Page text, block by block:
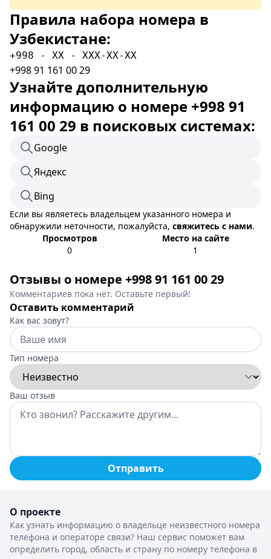
Правила набора номера в
Узбекистане:
+998 - XX - XXX-XX-XX
+998 91 161 00 29
Узнайте дополнительную
информацию о номере +998 91
161 00 29 в поисковых системах:
Google
Яндекс
Bing
Если вы являетесь владельцем указанного номера и
обнаружили неточности, пожалуйста, свяжитесь с нами.
Просмотров
0
Место на сайте
1
Отзывы о номере +998 91 161 00 29
Комментариев пока нет. Оставьте первый!
Оставить комментарий
Как вас зовут?
Тип номера
Ваш отзыв
Отправить
О проекте
Как узнать информацию о владельце неизвестного номера
телефона и операторе связи? Наш сервис поможет вам
определить город, область и страну по номеру телефона в